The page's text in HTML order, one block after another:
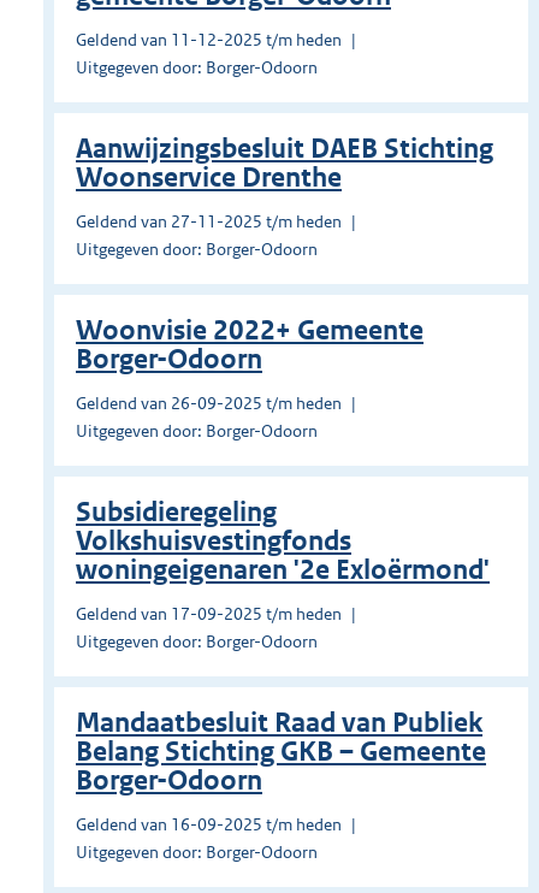
Geldend van 11-12-2025 t/m heden
Uitgegeven door: Borger-Odoorn
Aanwijzingsbesluit DAEB Stichting
Woonservice Drenthe
Geldend van 27-11-2025 t/m heden
Uitgegeven door: Borger-Odoorn
Woonvisie 2022+ Gemeente
Borger-Odoorn
Geldend van 26-09-2025 t/m heden
Uitgegeven door: Borger-Odoorn
Subsidieregeling
Volkshuisvestingfonds
woningeigenaren '2e Exloërmond'
Geldend van 17-09-2025 t/m heden
Uitgegeven door: Borger-Odoorn
Mandaatbesluit Raad van Publiek
Belang Stichting GKB – Gemeente
Borger-Odoorn
Geldend van 16-09-2025 t/m heden
Uitgegeven door: Borger-Odoorn